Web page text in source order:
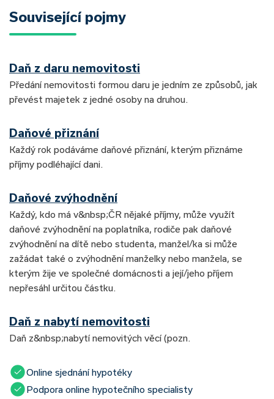
Související pojmy
Daň z daru nemovitosti
Předání nemovitosti formou daru je jedním ze způsobů, jak
převést majetek z jedné osoby na druhou.
Daňové přiznání
Každý rok podáváme daňové přiznání, kterým přiznáme
příjmy podléhající dani.
Daňové zvýhodnění
Každý, kdo má v&nbsp;ČR nějaké příjmy, může využít
daňové zvýhodnění na poplatníka, rodiče pak daňové
zvýhodnění na dítě nebo studenta, manžel/ka si může
zažádat také o zvýhodnění manželky nebo manžela, se
kterým žije ve společné domácnosti a její/jeho příjem
nepřesáhl určitou částku.
Daň z nabytí nemovitosti
Daň z&nbsp;nabytí nemovitých věcí (pozn.
Online sjednání hypotéky
Podpora online hypotečního specialisty